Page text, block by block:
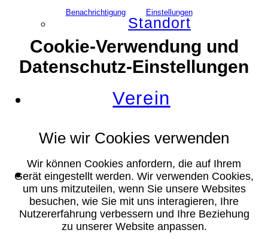
Standort
Verein
Suche
Benachrichtigung
Einstellungen
Cookie-Verwendung und
Datenschutz-Einstellungen
Wie wir Cookies verwenden
Wir können Cookies anfordern, die auf Ihrem
Gerät eingestellt werden. Wir verwenden Cookies,
um uns mitzuteilen, wenn Sie unsere Websites
besuchen, wie Sie mit uns interagieren, Ihre
Nutzererfahrung verbessern und Ihre Beziehung
zu unserer Website anpassen.